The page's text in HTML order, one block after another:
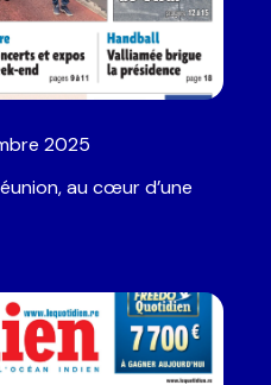
2025
au cœur d’une